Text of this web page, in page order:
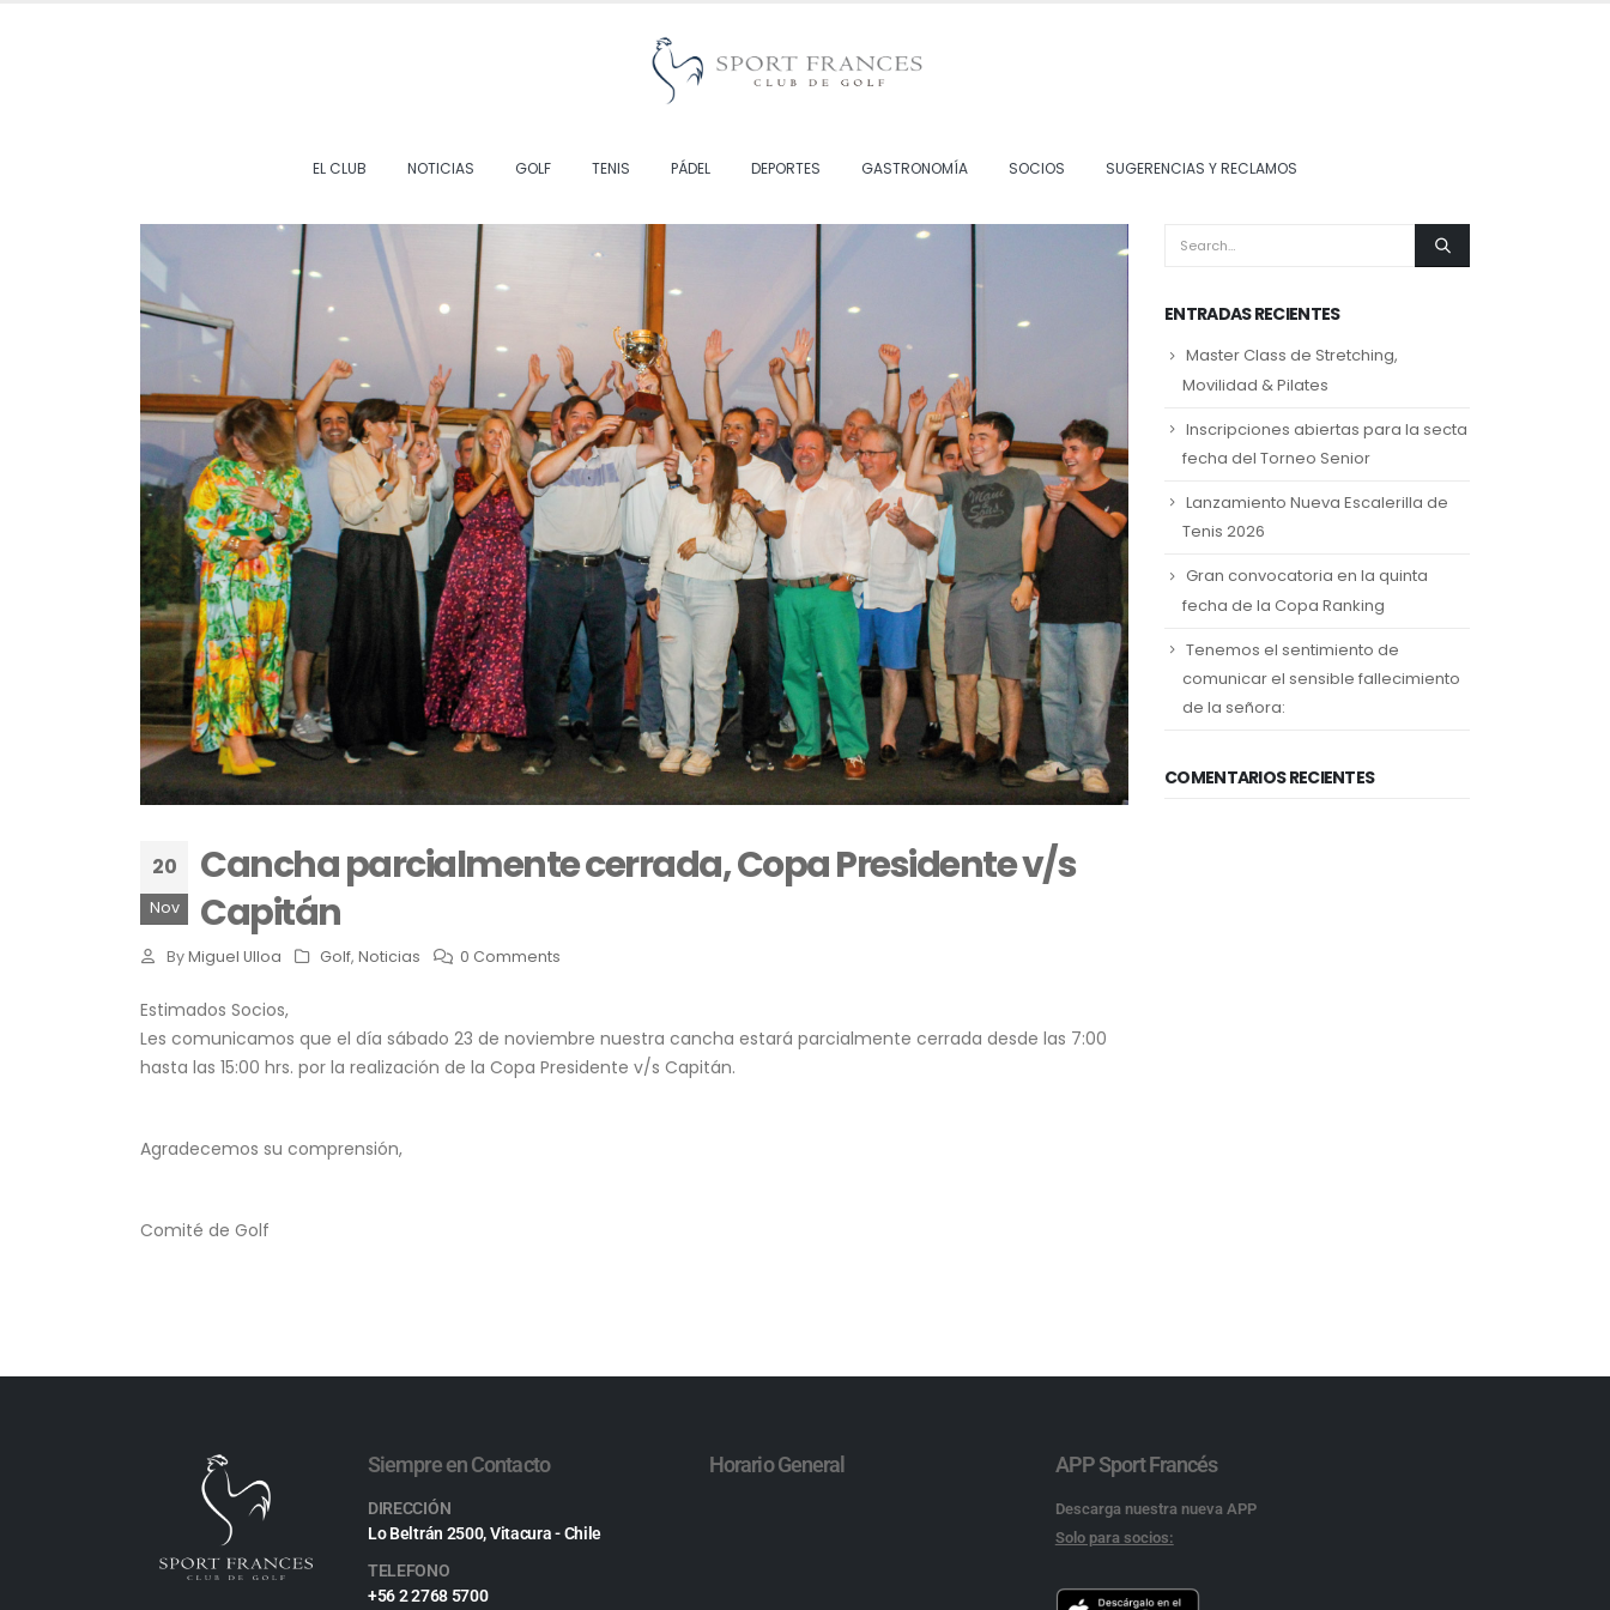
EL CLUB NOTICIAS GOLF TENIS PÁDEL DEPORTES GASTRONOMÍA SOCIOS SUGERENCIAS Y RECLAMOS
20
Nov
Cancha parcialmente cerrada, Copa Presidente v/s
Capitán
By Miguel Ulloa Golf,Noticias 0 Comments
Estimados Socios,
Les comunicamos que el día sábado 23 de noviembre nuestra cancha estará parcialmente cerrada desde las 7:00
hasta las 15:00 hrs. por la realización de la Copa Presidente v/s Capitán.
Agradecemos su comprensión,
Comité de Golf
ENTRADAS RECIENTES
Master Class de Stretching,
Movilidad & Pilates
Inscripciones abiertas para la secta
fecha del Torneo Senior
Lanzamiento Nueva Escalerilla de
Tenis 2026
Gran convocatoria en la quinta
fecha de la Copa Ranking
Tenemos el sentimiento de
comunicar el sensible fallecimiento
de la señora:
COMENTARIOS RECIENTES
Siempre en Contacto
DIRECCIÓN
Lo Beltrán 2500, Vitacura - Chile
TELEFONO
+56 2 2768 5700
Horario General APP Sport Francés
Descarga nuestra nueva APP
Solo para socios: